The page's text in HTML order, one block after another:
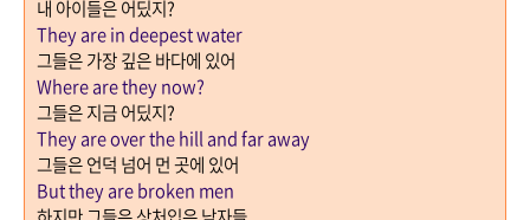
내 아이들은 어딨지?
They are in deepest water
그들은 가장 깊은 바다에 있어
Where are they now?
그들은 지금 어딨지?
They are over the hill and far away
그들은 언덕 넘어 먼 곳에 있어
But they are broken men